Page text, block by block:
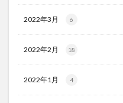
2022年3月 6
2022年2月 18
2022年1月 4